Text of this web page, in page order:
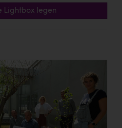
Lightbox legen